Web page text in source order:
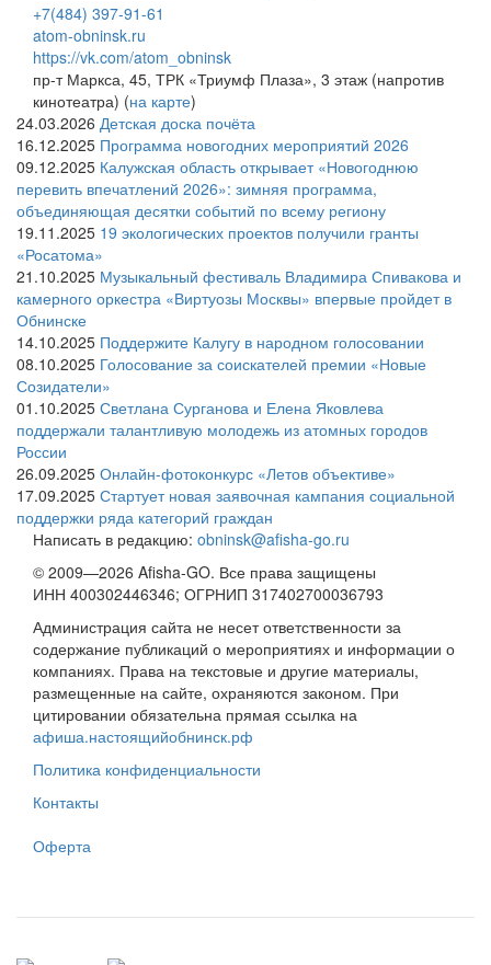
+7(484) 397-91-61
atom-obninsk.ru
https://vk.com/atom_obninsk
пр-т Маркса, 45, ТРК «Триумф Плаза», 3 этаж (напротив
кинотеатра) (на карте)
24.03.2026 Детская доска почёта
16.12.2025 Программа новогодних мероприятий 2026
09.12.2025 Калужская область открывает «Новогоднюю
перевить впечатлений 2026»: зимняя программа,
объединяющая десятки событий по всему региону
19.11.2025 19 экологических проектов получили гранты
«Росатома»
21.10.2025 Музыкальный фестиваль Владимира Спивакова и
камерного оркестра «Виртуозы Москвы» впервые пройдет в
Обнинске
14.10.2025 Поддержите Калугу в народном голосовании
08.10.2025 Голосование за соискателей премии «Новые
Созидатели»
01.10.2025 Светлана Сурганова и Елена Яковлева
поддержали талантливую молодежь из атомных городов
России
26.09.2025 Онлайн-фотоконкурс «Летов объективе»
17.09.2025 Стартует новая заявочная кампания социальной
поддержки ряда категорий граждан
Написать в редакцию: obninsk@afisha-go.ru
© 2009—2026 Afisha-GO. Все права защищены
ИНН 400302446346; ОГРНИП 317402700036793
Администрация сайта не несет ответственности за
содержание публикаций о мероприятиях и информации о
компаниях. Права на текстовые и другие материалы,
размещенные на сайте, охраняются законом. При
цитировании обязательна прямая ссылка на
афиша.настоящийобнинск.рф
Политика конфиденциальности
Контакты
Оферта